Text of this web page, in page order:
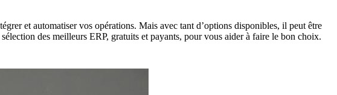
et automatiser vos opérations. Mais avec tant d’options disponibles, il peut être
des meilleurs ERP, gratuits et payants, pour vous aider à faire le bon choix.